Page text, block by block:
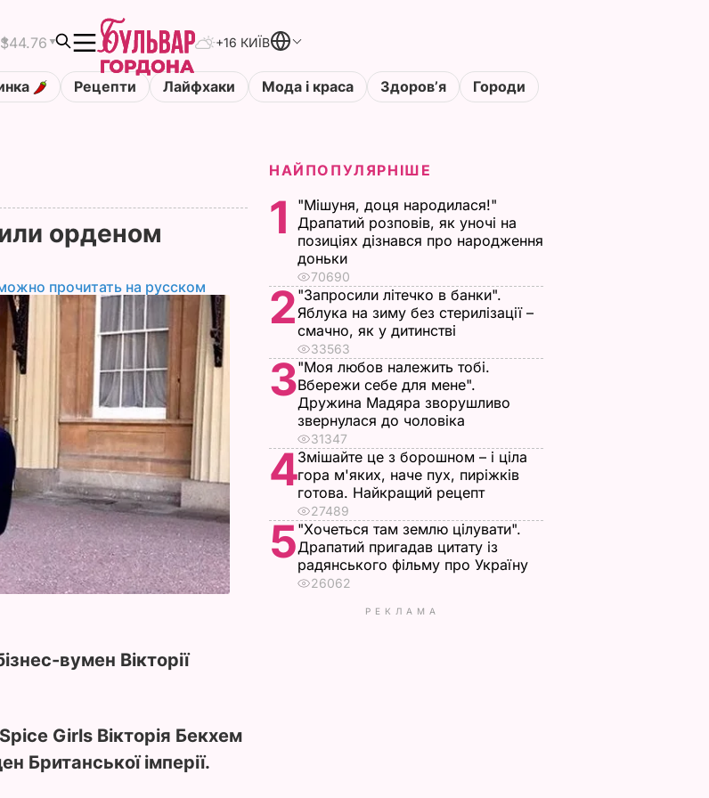
$44.76 +16 КИЇВ
Рецепти Лайфхаки Мода і краса Здоровʼя Городи
орденом
прочитать на русском
вумен Вікторії
Girls Вікторія Бекхем
Британської імперії.
НАЙПОПУЛЯРНІШЕ
1
"Мішуня, доця народилася!"
Драпатий розповів, як уночі на
позиціях дізнався про народження
доньки
70690
2 "Запросили літечко в банки".
Яблука на зиму без стерилізації –
смачно, як у дитинстві
33563
3"Моя любов належить тобі.
Вбережи себе для мене".
Дружина Мадяра зворушливо
звернулася до чоловіка
31347
4Змішайте це з борошном – і ціла
гора м'яких, наче пух, пиріжків
готова. Найкращий рецепт
27489
5"Хочеться там землю цілувати".
Драпатий пригадав цитату із
радянського фільму про Україну
26062
РЕКЛАМА